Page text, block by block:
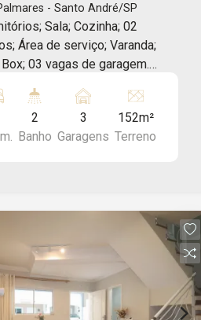
- Santo André/SP
Sala; Cozinha; 02
Área de serviço; Varanda;
03 vagas de garagem.
proporcionando mais
e conforto. Ótima
próximo ao Supermercado
imobiliária completa, com
humanizado, agilidade nos
e total segurança jurídica
uma negociação tranquila e
neste anúncio podem sofrer
2
Banho
3
Garagens
152m²
Terreno